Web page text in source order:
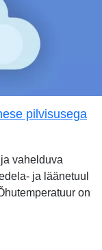
pilvisusega
vahelduva
ja läänetuul
on